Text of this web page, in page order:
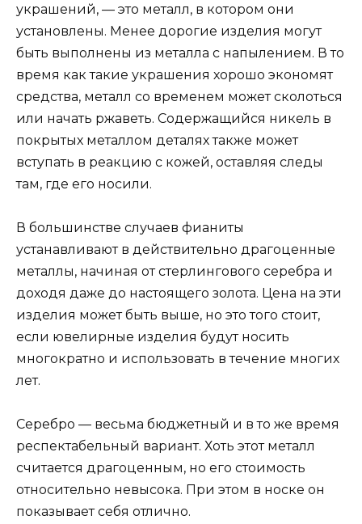
украшений, — это металл, в котором они
установлены. Менее дорогие изделия могут
быть выполнены из металла с напылением. В то
время как такие украшения хорошо экономят
средства, металл со временем может сколоться
или начать ржаветь. Содержащийся никель в
покрытых металлом деталях также может
вступать в реакцию с кожей, оставляя следы
там, где его носили.
В большинстве случаев фианиты
устанавливают в действительно драгоценные
металлы, начиная от стерлингового серебра и
доходя даже до настоящего золота. Цена на эти
изделия может быть выше, но это того стоит,
если ювелирные изделия будут носить
многократно и использовать в течение многих
лет.
Серебро — весьма бюджетный и в то же время
респектабельный вариант. Хоть этот металл
считается драгоценным, но его стоимость
относительно невысока. При этом в носке он
показывает себя отлично.